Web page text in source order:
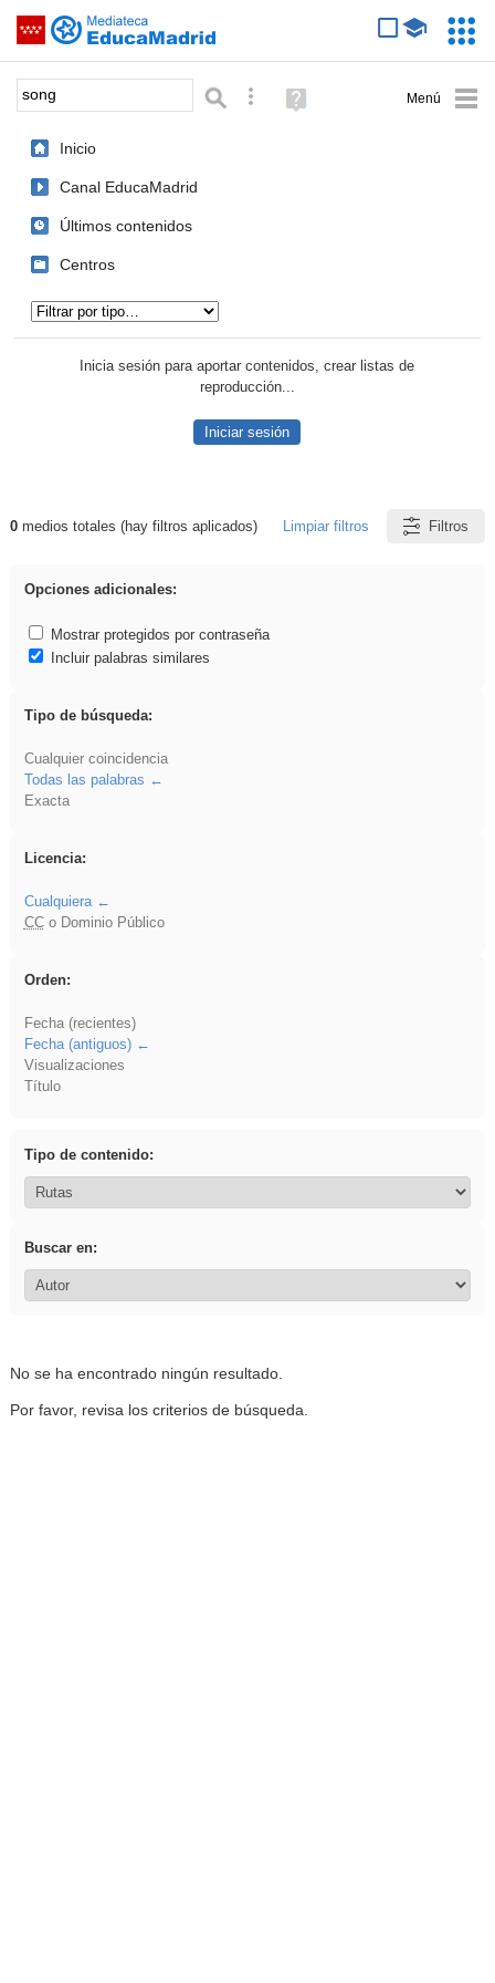
Saltar navegación
Palabra o frase: Búsqueda avanzada
Ayuda
(en
Inicio
Canal EducaMadrid
Últimos contenidos
Centros
Inicia sesión para aportar contenidos, crear listas de
reproducción...
Iniciar sesión
Resultados de: song
0medios totales (hay filtros aplicados) Limpiar filtros Filtros
Opciones adicionales:
Mostrar protegidos por contraseña
Incluir palabras similares
Tipo de búsqueda:
Cualquier coincidencia
Todas las palabras
Exacta
Licencia:
Cualquiera
CCo Dominio Público
Orden:
Fecha (recientes)
Fecha (antiguos)
Visualizaciones
Título
Tipo de contenido:
Buscar en:
No se ha encontrado ningún resultado.
Por favor, revisa los criterios de búsqueda.